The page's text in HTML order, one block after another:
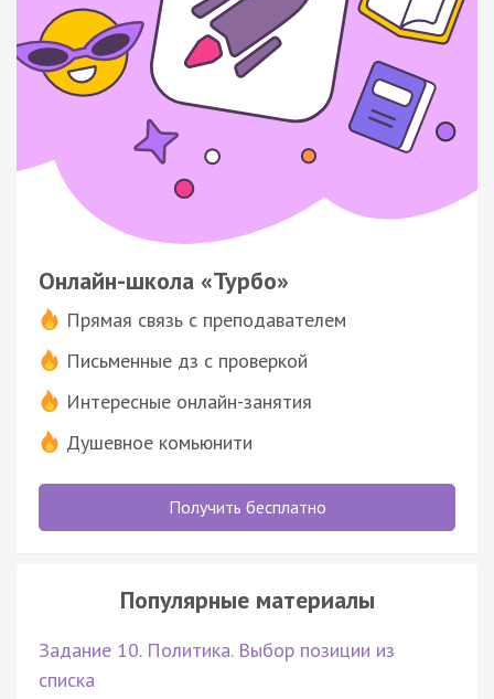
Онлайн-школа «Турбо»
Прямая связь с преподавателем
Письменные дз с проверкой
Интересные онлайн-занятия
Душевное комьюнити
Получить бесплатно
Популярные материалы
Задание 10. Политика. Выбор позиции из
списка